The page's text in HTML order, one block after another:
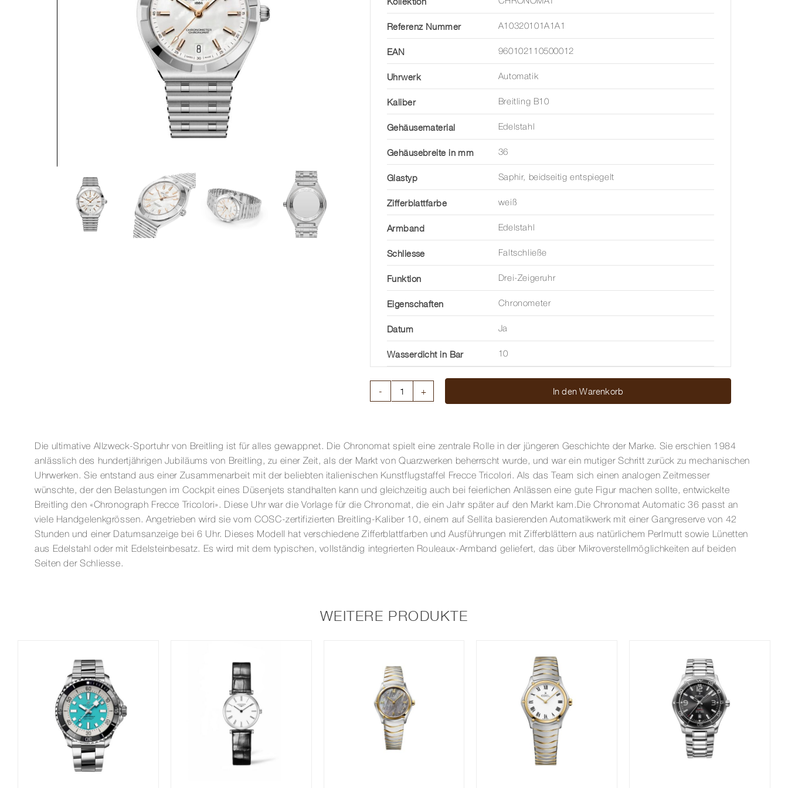
Referenz Nummer A10320101A1A1
EAN 960102110500012
Uhrwerk Automatik
Kaliber Breitling B10
Gehäusematerial Edelstahl
Gehäusebreite in mm 36
Glastyp Saphir, beidseitig entspiegelt
Zifferblattfarbe weiß
Armband Edelstahl
Schliesse Faltschließe
Funktion Drei-Zeigeruhr
Eigenschaften Chronometer
Datum Ja
Wasserdicht in Bar 10
MM
In den Warenkorb
Die ultimative Allzweck-Sportuhr von Breitling ist für alles gewappnet. Die Chronomat spielt eine zentrale Rolle in der jüngeren Geschichte der Marke. Sie erschien 1984
anlässlich des hundertjährigen Jubiläums von Breitling, zu einer Zeit, als der Markt von Quarzwerken beherrscht wurde, und war ein mutiger Schritt zurück zu mechanischen
Uhrwerken. Sie entstand aus einer Zusammenarbeit mit der beliebten italienischen Kunstflugstaffel Frecce Tricolori. Als das Team sich einen analogen Zeitmesser
wünschte, der den Belastungen im Cockpit eines Düsenjets standhalten kann und gleichzeitig auch bei feierlichen Anlässen eine gute Figur machen sollte, entwickelte
Breitling den «Chronograph Frecce Tricolori». Diese Uhr war die Vorlage für die Chronomat, die ein Jahr später auf den Markt kam.Die Chronomat Automatic 36 passt an
viele Handgelenkgrössen. Angetrieben wird sie vom COSC-zertifizierten Breitling-Kaliber 10, einem auf Sellita basierenden Automatikwerk mit einer Gangreserve von 42
Stunden und einer Datumsanzeige bei 6 Uhr. Dieses Modell hat verschiedene Zifferblattfarben und Ausführungen mit Zifferblättern aus natürlichem Perlmutt sowie Lünetten
aus Edelstahl oder mit Edelsteinbesatz. Es wird mit dem typischen, vollständig integrierten Rouleaux-Armband geliefert, das über Mikroverstellmöglichkeiten auf beiden
Seiten der Schliesse.
WEITERE PRODUKTE